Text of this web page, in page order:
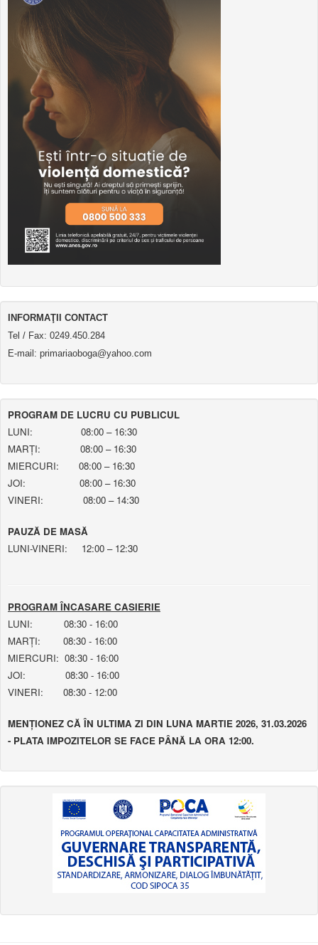
INFORMAŢII CONTACT
Tel / Fax: 0249.450.284
E-mail: primariaoboga@yahoo.com
PROGRAM DE LUCRU CU PUBLICUL
LUNI: 08:00 – 16:30
MARȚI: 08:00 – 16:30
MIERCURI: 08:00 – 16:30
JOI: 08:00 – 16:30
VINERI: 08:00 – 14:30
PAUZĂ DE MASĂ
LUNI-VINERI: 12:00 – 12:30
PROGRAM ÎNCASARE CASIERIE
LUNI: 08:30 - 16:00
MARȚI: 08:30 - 16:00
MIERCURI: 08:30 - 16:00
JOI: 08:30 - 16:00
VINERI: 08:30 - 12:00
MENȚIONEZ CĂ ÎN ULTIMA ZI DIN LUNA MARTIE 2026, 31.03.2026
- PLATA IMPOZITELOR SE FACE PÂNĂ LA ORA 12:00.